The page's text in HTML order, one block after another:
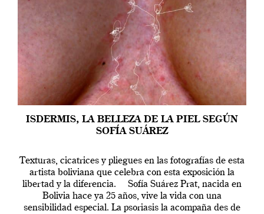
ISDERMIS, LA BELLEZA DE LA PIEL SEGÚN
SOFÍA SUÁREZ
Texturas, cicatrices y pliegues en las fotografías de esta
artista boliviana que celebra con esta exposición la
libertad y la diferencia. Sofía Suárez Prat, nacida en
Bolivia hace ya 25 años, vive la vida con una
sensibilidad especial. La psoriasis la acompaña des de